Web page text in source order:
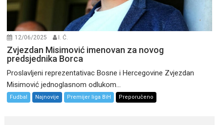
12/06/2025 I. Ć.
Zvjezdan Misimović imenovan za novog
predsjednika Borca
Proslavljeni reprezentativac Bosne i Hercegovine Zvjezdan
Misimović jednoglasnom odlukom...
Fudbal Najnovije Premijer liga BiH Preporučeno